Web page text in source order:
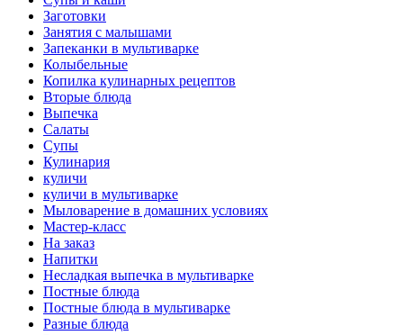
Заготовки
Занятия с малышами
Запеканки в мультиварке
Колыбельные
Копилка кулинарных рецептов
Вторые блюда
Выпечка
Салаты
Супы
Кулинария
куличи
куличи в мультиварке
Мыловарение в домашних условиях
Мастер-класс
На заказ
Напитки
Несладкая выпечка в мультиварке
Постные блюда
Постные блюда в мультиварке
Разные блюда